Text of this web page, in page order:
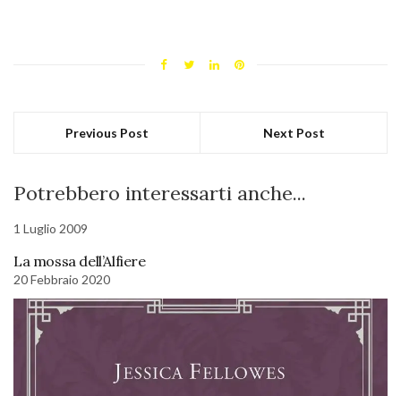
Previous Post Next Post
Potrebbero interessarti anche...
1 Luglio 2009
La mossa dell’Alfiere
20 Febbraio 2020